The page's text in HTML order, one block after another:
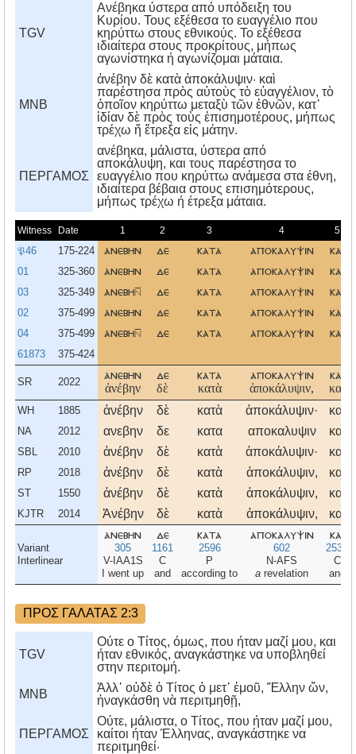
TGV
Ανέβηκα ύστερα από υπόδειξη του
Κυρίου. Τους εξέθεσα το ευαγγέλιο που
κηρύττω στους εθνικούς. Το εξέθεσα
ιδιαίτερα στους προκρίτους, μήπως
αγωνίστηκα ή αγωνίζομαι μάταια.
MNB
ἀνέβην δὲ κατὰ ἀποκάλυψιν· καὶ
παρέστησα πρὸς αὐτοὺς τὸ εὐαγγέλιον, τὸ
ὁποῖον κηρύττω μεταξὺ τῶν ἐθνῶν, κατ᾿
ἰδίαν δὲ πρὸς τοὺς ἐπισημοτέρους, μήπως
τρέχω ἤ ἔτρεξα εἰς μάτην.
ΠΕΡΓΑΜΟΣ
ανέβηκα, μάλιστα, ύστερα από
αποκάλυψη, και τους παρέστησα το
ευαγγέλιο που κηρύττω ανάμεσα στα έθνη,
ιδιαίτερα βέβαια στους επισημότερους,
μήπως τρέχω ή έτρεξα μάταια.
Witness Date 1 2 3 4 5
𝔓46 175-224 ανεβην δε κατα αποκαλυψιν και
01 325-360 ανεβην δε κατα αποκαλυψιν και
03 325-349 ανεβη δε κατα αποκαλυψιν και
02 375-499 ανεβην δε κατα αποκαλυψιν και
04 375-499 ανεβη δε κατα αποκαλυψιν και
61873 375-424
SR 2022
ανεβην
ἀνέβην
δε
δὲ
κατα
κατὰ
αποκαλυψιν
ἀποκάλυψιν,
και
καὶ
WH 1885 ἀνέβην δὲ κατὰ ἀποκάλυψιν· καὶ
NA 2012 ανεβην δε κατα αποκαλυψιν και
SBL 2010 ἀνέβην δὲ κατὰ ἀποκάλυψιν· καὶ
RP 2018 ἀνέβην δὲ κατὰ ἀποκάλυψιν, καὶ
ST 1550 ἀνέβην δὲ κατὰ ἀποκάλυψιν, καὶ
KJTR 2014 Ἀνέβην δὲ κατὰ ἀποκάλυψιν, καὶ
Variant
Interlinear
ανεβην
305
V-IAA1S
I went up
δε
1161
C
and
κατα
2596
P
according to
αποκαλυψιν
602
N-AFS
a revelation
και
2532
C
and
ΠΡΟΣ ΓΑΛΑΤΑΣ 2:3
TGV
Ούτε ο Τίτος, όμως, που ήταν μαζί μου, και
ήταν εθνικός, αναγκάστηκε να υποβληθεί
στην περιτομή.
MNB
Ἀλλ᾿ οὐδὲ ὁ Τίτος ὁ μετ᾿ ἐμοῦ, Ἕλλην ὤν,
ἠναγκάσθη νὰ περιτμηθῇ,
ΠΕΡΓΑΜΟΣ
Oύτε, μάλιστα, ο Tίτος, που ήταν μαζί μου,
καίτοι ήταν Έλληνας, αναγκάστηκε να
περιτμηθεί·